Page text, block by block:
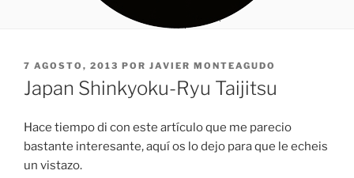
PUBLICADO
EL
7 AGOSTO, 2013 POR JAVIER MONTEAGUDO
Japan Shinkyoku-Ryu Taijitsu
Hace tiempo di con este artículo que me parecio
bastante interesante, aquí os lo dejo para que le echeis
un vistazo.